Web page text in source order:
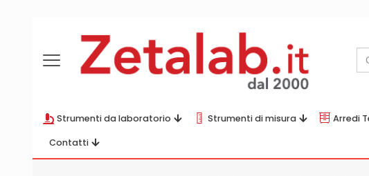
Strumenti da laboratorio Strumenti di misura Arredi
Contatti